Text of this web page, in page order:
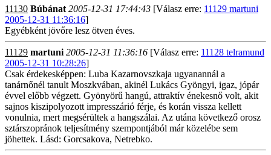
11130 Búbánat 2005-12-31 17:44:43 [Válasz erre: 11129 martuni
2005-12-31 11:36:16]
Egyébként jövőre lesz ötven éves.
11129 martuni 2005-12-31 11:36:16 [Válasz erre: 11128 telramund
2005-12-31 10:28:26]
Csak érdekesképpen: Luba Kazarnovszkaja ugyanannál a
tanárnőnél tanult Moszkvában, akinél Lukács Gyöngyi, igaz, jópár
évvel előbb végzett. Gyönyörű hangú, attraktív énekesnő volt, akit
sajnos kiszipolyozott impresszárió férje, és korán vissza kellett
vonulnia, mert megsérültek a hangszálai. Az utána következő orosz
sztárszopránok teljesítmény szempontjából már közelébe sem
jöhettek. Lásd: Gorcsakova, Netrebko.